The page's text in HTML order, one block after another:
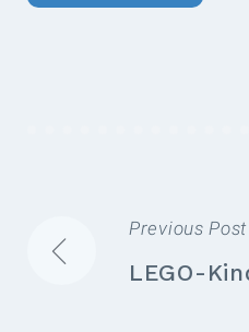
Previous Post
LEGO-